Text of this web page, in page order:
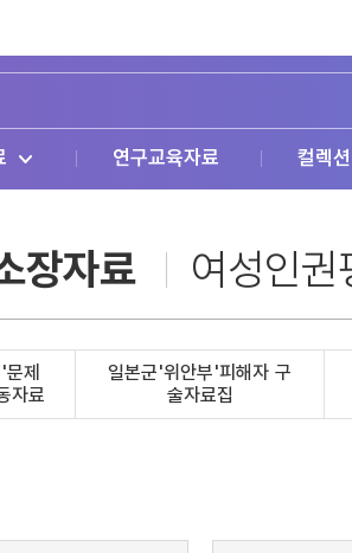
연구교육자료 컬렉션
장자료 여성인권
제
자료
일본군'위안부'피해자 구
술자료집